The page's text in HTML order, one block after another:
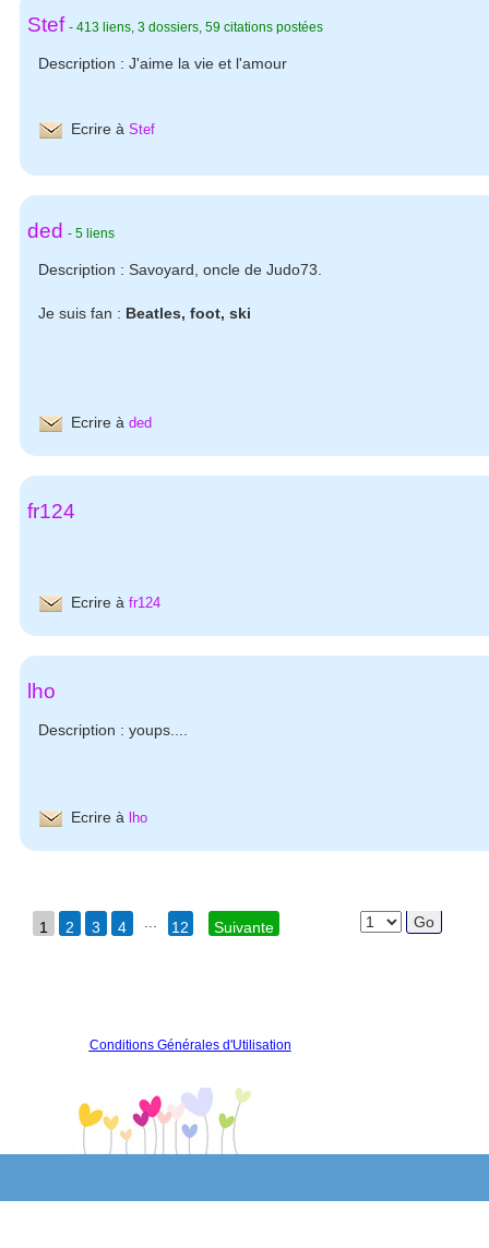
Stef - 413 liens, 3 dossiers, 59 citations postées
Description : J'aime la vie et l'amour
Ecrire à Stef
ded - 5 liens
Description : Savoyard, oncle de Judo73.
Je suis fan : Beatles, foot, ski
Ecrire à ded
fr124
Ecrire à fr124
lho
Description : youps....
Ecrire à lho
1 2 3 4 12 Suivante
Conditions Générales d'Utilisation